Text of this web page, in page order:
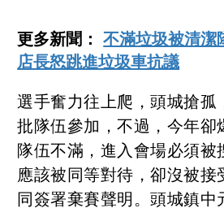
更多新聞：不滿垃圾被清
店長怒跳進垃圾車抗議
選手奮力往上爬，頭城搶孤
批隊伍參加，不過，今年卻
隊伍不滿，進入會場必須被
應該被同等對待，卻沒被接
同簽署棄賽聲明。頭城鎮中